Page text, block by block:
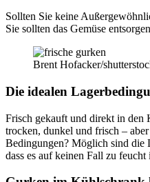
Sollten Sie keine
Sie sollten das Gemüse
Brent Hofacker/
Die idealen
Frisch gekauft und direkt in den
trocken, dunkel und frisch –
Bedingungen? Möglich sind die
dass es auf keinen Fall zu